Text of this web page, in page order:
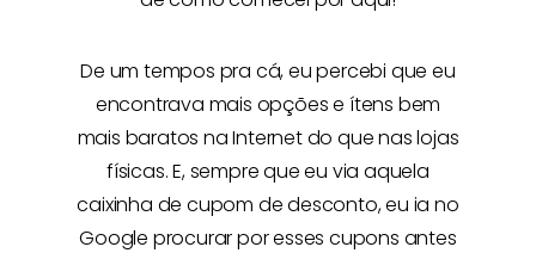
De um tempos pra cá, eu percebi que eu
encontrava mais opções e ítens bem
mais baratos na Internetdo que nas lojas
físicas. E, sempre que eu via aquela
caixinha de cupom de desconto, eu ia no
Google procurar por esses cupons antes